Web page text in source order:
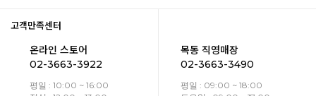
고객만족센터
온라인 스토어
02-3663-3922
평일 : 10:00 ~ 16:00
목동 직영매장
02-3663-3490
평일 : 09:00 ~ 18:00